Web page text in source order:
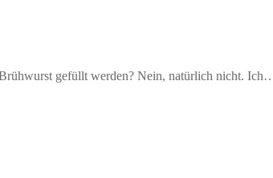
gefüllt werden? Nein, natürlich nicht.